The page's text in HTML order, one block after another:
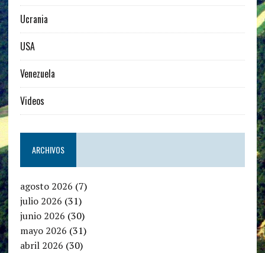
Ucrania
USA
Venezuela
Videos
ARCHIVOS
agosto 2026 (7)
julio 2026 (31)
junio 2026 (30)
mayo 2026 (31)
abril 2026 (30)